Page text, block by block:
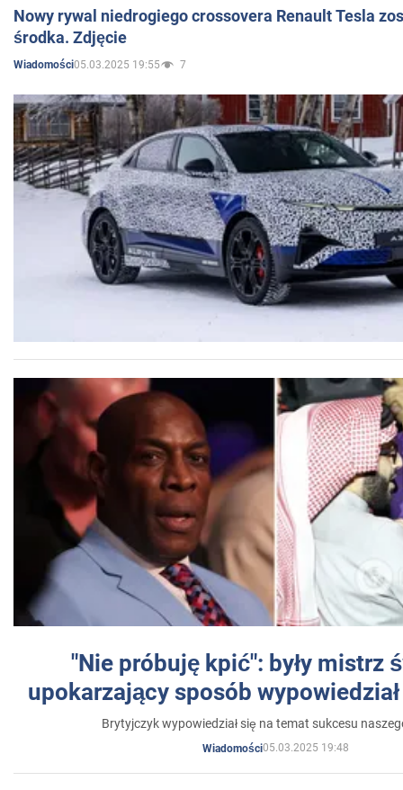
Nowy rywal niedrogiego crossovera Renault Tesla
środka. Zdjęcie
Wiadomości05.03.2025 19:55 7
"Nie próbuję kpić": były mistrz
upokarzający sposób
Brytyjczyk wypowiedział się na temat sukcesu
Wiadomości05.03.2025 19:48